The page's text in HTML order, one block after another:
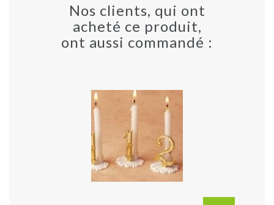
Nos clients, qui ont
acheté ce produit,
ont aussi commandé :